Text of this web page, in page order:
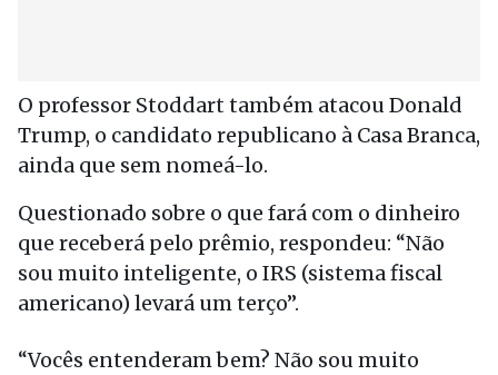
O professor Stoddart também atacou Donald
Trump, o candidato republicano à Casa Branca,
ainda que sem nomeá-lo.
Questionado sobre o que fará com o dinheiro
que receberá pelo prêmio, respondeu: “Não
sou muito inteligente, o IRS (sistema fiscal
americano) levará um terço”.
“Vocês entenderam bem? Não sou muito